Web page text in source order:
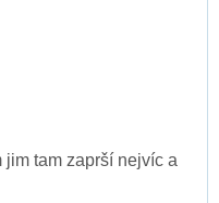
tam zaprší nejvíc a